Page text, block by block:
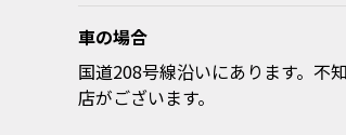
車の場合
国道208号線沿いにあります。不
店がございます。